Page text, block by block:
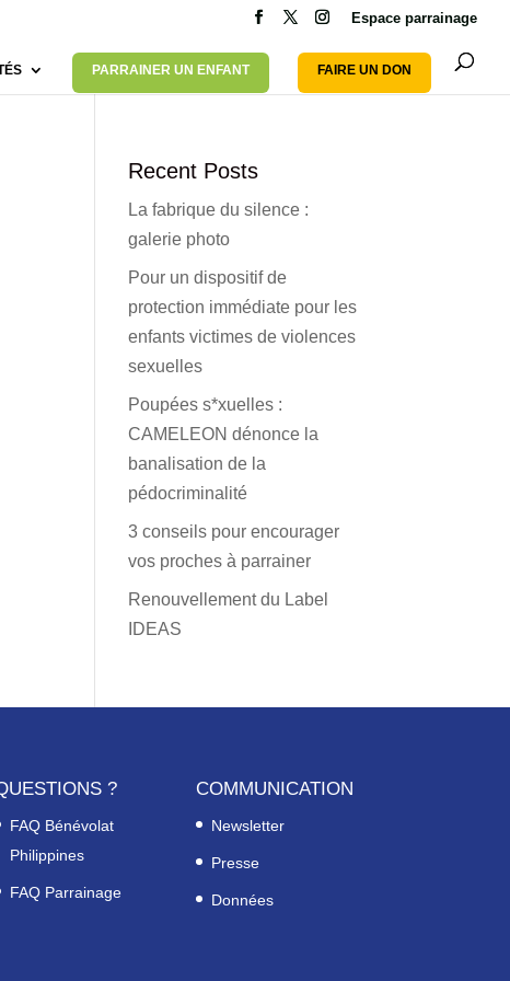
Espace parrainage
PARRAINER UN ENFANT FAIRE UN DON
Recent Posts
La fabrique du silence :
galerie photo
Pour un dispositif de
protection immédiate pour les
enfants victimes de violences
sexuelles
Poupées s*xuelles :
CAMELEON dénonce la
banalisation de la
pédocriminalité
3 conseils pour encourager
vos proches à parrainer
Renouvellement du Label
IDEAS
?
FAQ Bénévolat
Philippines
FAQ Parrainage
COMMUNICATION
Newsletter
Presse
Données